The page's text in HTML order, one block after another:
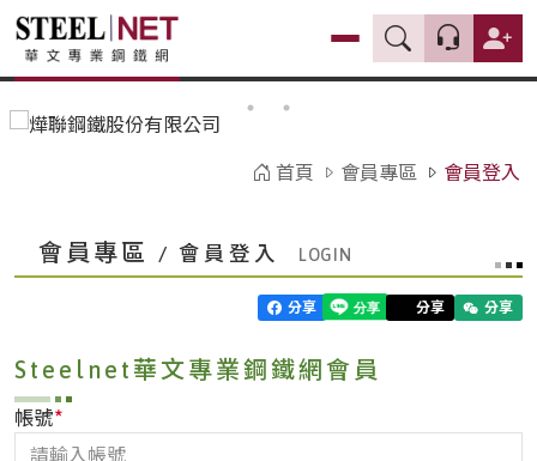
首頁 會員專區 會員登入
會員專區 / 會員登入
分享 分享 分享
Steelnet華文專業鋼鐵網會員
帳號*